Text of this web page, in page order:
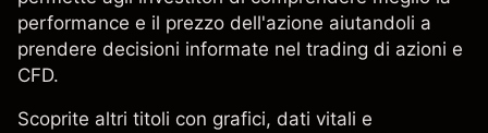
performance e il prezzo dell'azione aiutandoli a
prendere decisioni informate nel trading di azioni e
CFD.
Scoprite altri titoli con grafici, dati vitali e